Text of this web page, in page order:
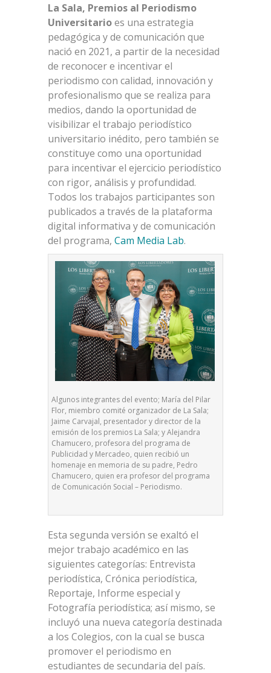
La Sala, Premios al Periodismo
Universitarioes una estrategia
pedagógica y de comunicación que
nació en 2021, a partir de la necesidad
de reconocer e incentivar el
periodismo con calidad, innovación y
profesionalismo que se realiza para
medios, dando la oportunidad de
visibilizar el trabajo periodístico
universitario inédito, pero también se
constituye como una oportunidad
para incentivar el ejercicio periodístico
con rigor, análisis y profundidad.
Todos los trabajos participantes son
publicados a través de la plataforma
digital informativa y de comunicación
del programa, Cam Media Lab.
Algunos integrantes del evento; María del Pilar
Flor, miembro comité organizador de La Sala;
Jaime Carvajal, presentador y director de la
emisión de los premios La Sala; y Alejandra
Chamucero, profesora del programa de
Publicidad y Mercadeo, quien recibió un
homenaje en memoria de su padre, Pedro
Chamucero, quien era profesor del programa
de Comunicación Social – Periodismo.
Esta segunda versión se exaltó el
mejor trabajo académico en las
siguientes categorías: Entrevista
periodística, Crónica periodística,
Reportaje, Informe especial y
Fotografía periodística; así mismo, se
incluyó una nueva categoría destinada
a los Colegios, con la cual se busca
promover el periodismo en
estudiantes de secundaria del país.